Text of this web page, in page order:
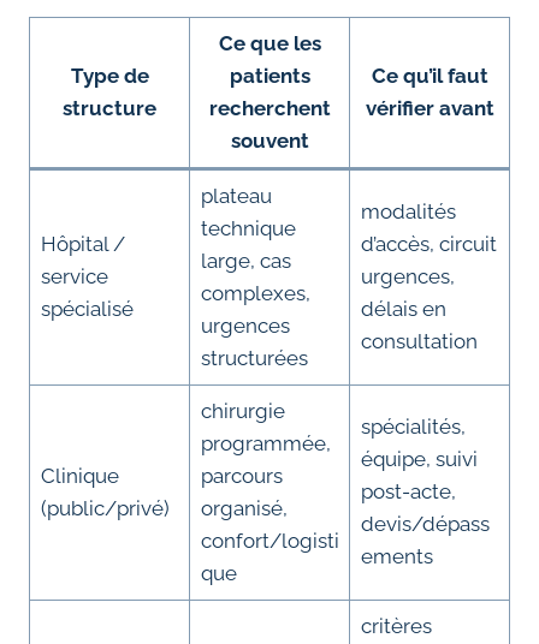
Type de
structure
Ce que les
patients
recherchent
souvent
Ce qu’il faut
vérifier avant
Hôpital /
service
spécialisé
plateau
technique
large, cas
complexes,
urgences
structurées
modalités
d’accès, circuit
urgences,
délais en
consultation
Clinique
(public/privé)
chirurgie
programmée,
parcours
organisé,
confort/logisti
que
spécialités,
équipe, suivi
post-acte,
devis/dépass
ements
critères